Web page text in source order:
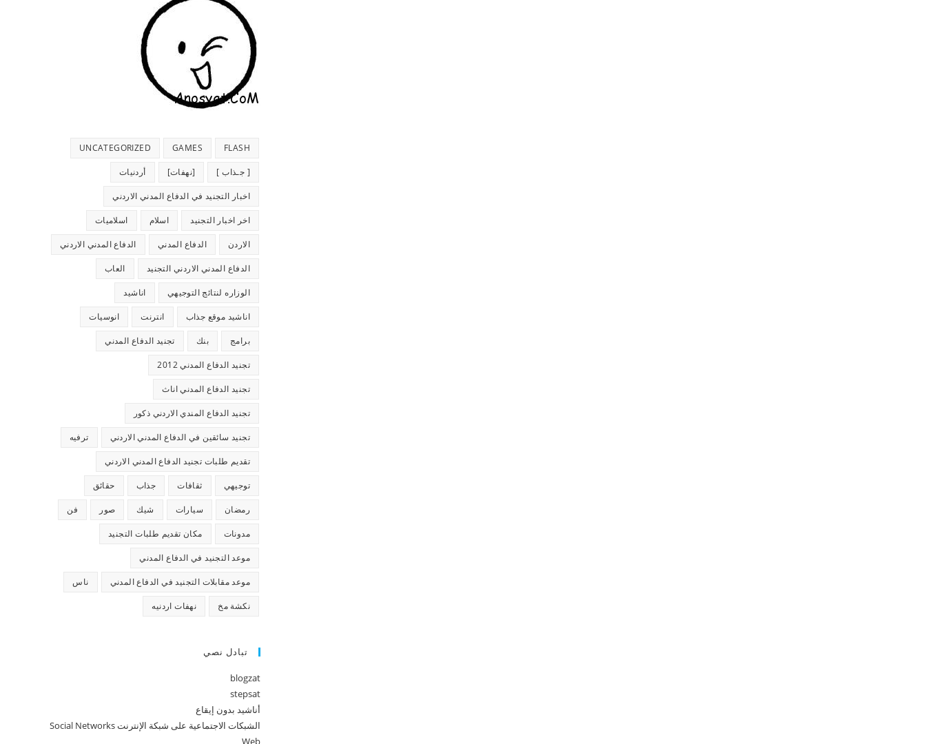
FLASH
GAMES
UNCATEGORIZED
[ جـذاب ] [نهفات] أردنيات
اخبار التجنيد في الدفاع المدني الاردني
اخر اخبار التجنيد اسلام اسلاميات
الاردن الدفاع المدني الدفاع المدني الاردني
الدفاع المدني الاردني التجنيد العاب
الوزاره لنتائج التوجيهي اناشيد
اناشيد موقع جذاب انترنت انوسيات
برامج بنك تجنيد الدفاع المدني
تجنيد الدفاع المدني 2012
تجنيد الدفاع المدني اناث
تجنيد الدفاع المندي الاردني ذكور
تجنيد سائقين في الدفاع المدني الاردني ترفيه
تقديم طلبات تجنيد الدفاع المدني الاردني
توجيهي ثقافات جذاب حقائق
رمضان سيارات شيك صور فن
مدونات مكان تقديم طلبات التجنيد
موعد التجنيد في الدفاع المدني
موعد مقابلات التجنيد في الدفاع المدني ناس
نكشة مخ نهفات اردنيه
تبادل نصي
blogzat
stepsat
أناشيد بدون إيقاع
الشبكات الاجتماعية على شبكة الإنترنت Social Networks
Web